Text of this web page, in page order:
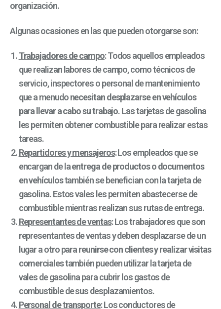
organización.
Algunas ocasiones en las que pueden otorgarse son:
Trabajadores de campo: Todos aquellos empleados
que realizan labores de campo, como técnicos de
servicio, inspectores o personal de mantenimiento
que a menudonecesitan desplazarse en vehículos
para llevar a cabo su trabajo. Las tarjetas de gasolina
les permiten obtener combustible para realizar estas
tareas.
Repartidores y mensajeros: Los empleados que se
encargan de laentrega de productos o documentos
en vehículostambién se benefician con la tarjeta de
gasolina. Estos vales les permiten abastecerse de
combustible mientras realizan sus rutas de entrega.
Representantes de ventas: Los trabajadores que son
representantes de ventas y deben desplazarse de un
lugar a otro parareunirse con clientes y realizar visitas
comercialestambién pueden utilizar la tarjeta de
vales de gasolina para cubrir los gastos de
combustible de sus desplazamientos.
Personal de transporte: Los conductores de